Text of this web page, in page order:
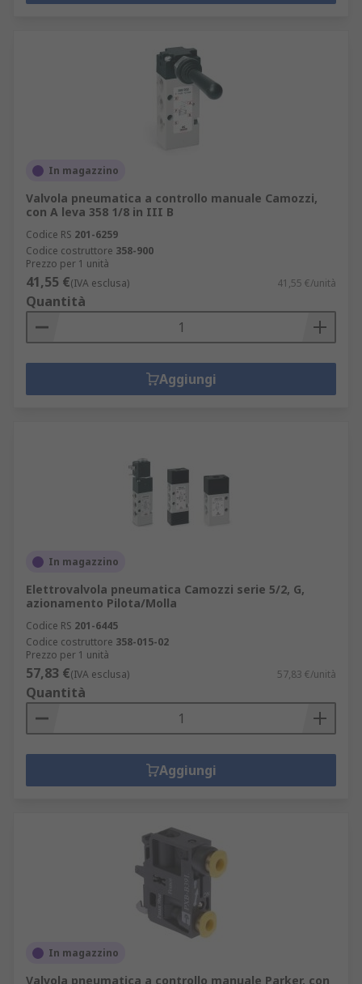
In magazzino
Valvola pneumatica a controllo manuale Camozzi,
con A leva 358 1/8 in III B
Codice RS 201-6259
Codice costruttore 358-900
Prezzo per 1 unità
41,55 €(IVA esclusa) 41,55 €/unità
Quantità
Aggiungi
In magazzino
Elettrovalvola pneumatica Camozzi serie 5/2, G,
azionamento Pilota/Molla
Codice RS 201-6445
Codice costruttore 358-015-02
Prezzo per 1 unità
57,83 €(IVA esclusa) 57,83 €/unità
Quantità
Aggiungi
In magazzino
Valvola pneumatica a controllo manuale Parker, con